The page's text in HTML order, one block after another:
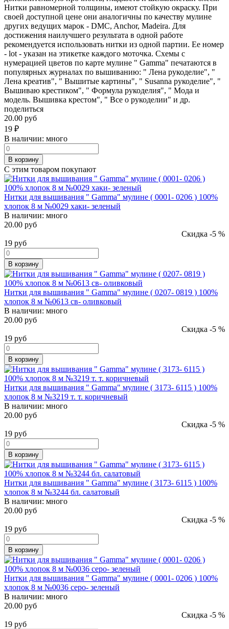
Нитки равномерной толщины, имеют стойкую окраску. При
своей доступной цене они аналогичны по качеству мулине
других ведущих марок - DMC, Anchor, Madeira. Для
достижения наилучшего результата в одной работе
рекомендуется использовать нитки из одной партии. Ее номер
- lot - указан на этикетке каждого моточка. Схемы с
нумерацией цветов по карте мулине " Gamma" печатаются в
популярных журналах по вышиванию: " Лена рукоделие", "
Лена креатив", " Вышитые картины", " Susanna рукоделие", "
Вышиваю крестиком", " Формула рукоделия", " Мода и
модель. Вышивка крестом", " Все о рукоделии" и др.
поделиться
20.00 руб
19 ₽
В наличии: много
В корзину
С этим товаром покупают
Нитки для вышивания " Gamma" мулине ( 0001- 0206 ) 100%
хлопок 8 м №0029 хаки- зеленый
В наличии: много
20.00 руб
Скидка -5 %
19 руб
В корзину
Нитки для вышивания " Gamma" мулине ( 0207- 0819 ) 100%
хлопок 8 м №0613 св- оливковый
В наличии: много
20.00 руб
Скидка -5 %
19 руб
В корзину
Нитки для вышивания " Gamma" мулине ( 3173- 6115 ) 100%
хлопок 8 м №3219 т. т. коричневый
В наличии: много
20.00 руб
Скидка -5 %
19 руб
В корзину
Нитки для вышивания " Gamma" мулине ( 3173- 6115 ) 100%
хлопок 8 м №3244 бл. салатовый
В наличии: много
20.00 руб
Скидка -5 %
19 руб
В корзину
Нитки для вышивания " Gamma" мулине ( 0001- 0206 ) 100%
хлопок 8 м №0036 серо- зеленый
В наличии: много
20.00 руб
Скидка -5 %
19 руб